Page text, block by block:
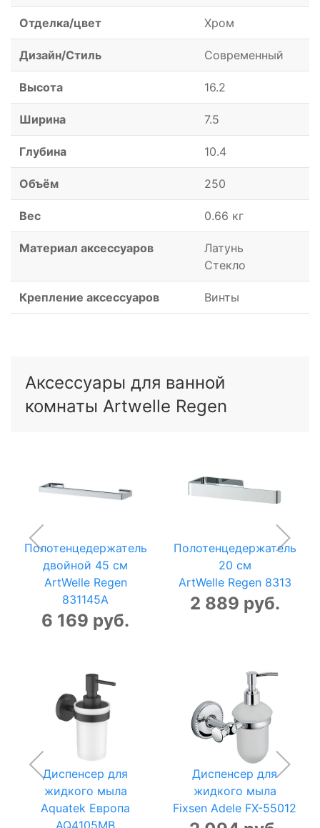
Отделка/цвет Хром
Дизайн/Стиль Современный
Высота 16.2
Ширина 7.5
Глубина 10.4
Объём 250
Вес 0.66 кг
Материал аксессуаров
Латунь
Стекло
Крепление аксессуаров Винты
Аксессуары для ванной
комнаты Artwelle Regen
Полотенцедержатель
двойной 45 см
ArtWelle Regen
831145A
6 169 руб.
Полотенцедержатель
20 см
ArtWelle Regen 8313
2 889 руб.
Диспенсер для
жидкого мыла
Aquatek Европа
AQ4105MB
Диспенсер для
жидкого мыла
Fixsen Adele FX-55012